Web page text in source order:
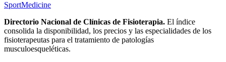
SportMedicine
Directorio Nacional de Clínicas de Fisioterapia. El índice
consolida la disponibilidad, los precios y las especialidades de los
fisioterapeutas para el tratamiento de patologías
musculoesqueléticas.